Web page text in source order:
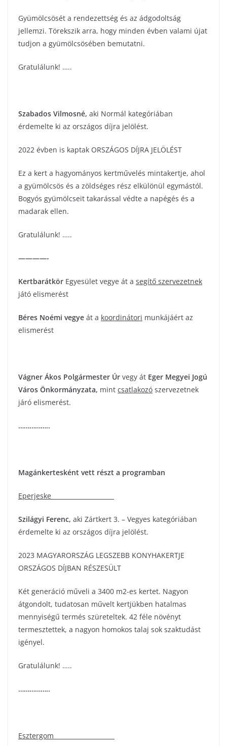
Gyümölcsösét a rendezettség és az ádgodoltság
jellemzi. Törekszik arra, hogy minden évben valami újat
tudjon a gyümölcsösében bemutatni.
Gratulálunk! …..
Szabados Vilmosné, aki Normál kategóriában
érdemelte ki az országos díjra jelölést.
2022 évben is kaptak ORSZÁGOS DÍJRA JELÖLÉST
Ez a kert a hagyományos kertművelés mintakertje, ahol
a gyümölcsös és a zöldséges rész elkülönül egymástól.
Bogyós gyümölcseit takarással védte a napégés és a
madarak ellen.
Gratulálunk! …..
————-
Kertbarátkör Egyesület vegye át a segítő szervezetnek
játó elismerést
Béres Noémi vegye át a koordinátori munkájáért az
elismerést
Vágner Ákos Polgármester Úr vegy át Eger Megyei Jogú
Város Önkormányzata, mint csatlakozó szervezetnek
járó elismerést.
……………..
Magánkertesként vett részt a programban
Eperjeske
Szilágyi Ferenc, aki Zártkert 3. – Vegyes kategóriában
érdemelte ki az országos díjra jelölést.
2023 MAGYARORSZÁG LEGSZEBB KONYHAKERTJE
ORSZÁGOS DÍJBAN RÉSZESÜLT
Két generáció műveli a 3400 m2-es kertet. Nagyon
átgondolt, tudatosan művelt kertjükben hatalmas
mennyiségű termés szüreteltek. 42 féle növényt
termesztettek, a nagyon homokos talaj sok szaktudást
igényel.
Gratulálunk! …..
……………..
Esztergom